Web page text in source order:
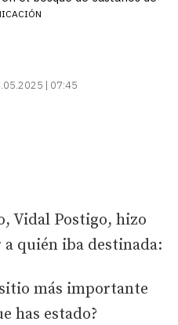
| 07:45
Vidal Postigo, hizo
quién iba destinada:
sitio más importante
has estado?